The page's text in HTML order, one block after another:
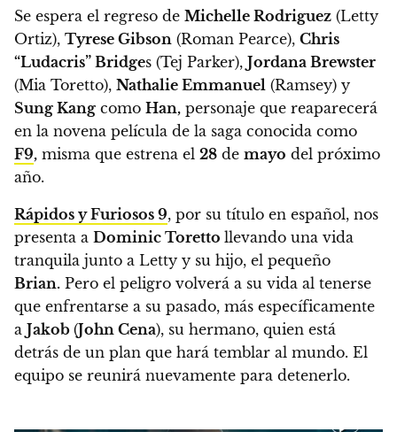
Se espera el regreso de Michelle Rodriguez (Letty
Ortiz), Tyrese Gibson (Roman Pearce), Chris
“Ludacris” Bridges (Tej Parker), Jordana Brewster
(Mia Toretto), Nathalie Emmanuel (Ramsey) y
Sung Kang como Han, personaje que reaparecerá
en la novena película de la saga conocida como
F9, misma que estrena el 28 de mayo del próximo
año.
Rápidos y Furiosos 9, por su título en español, nos
presenta a Dominic Toretto llevando una vida
tranquila junto a Letty y su hijo, el pequeño
Brian. Pero el peligro volverá a su vida al tenerse
que enfrentarse a su pasado, más específicamente
a Jakob (John Cena), su hermano, quien está
detrás de un plan que hará temblar al mundo. El
equipo se reunirá nuevamente para detenerlo.